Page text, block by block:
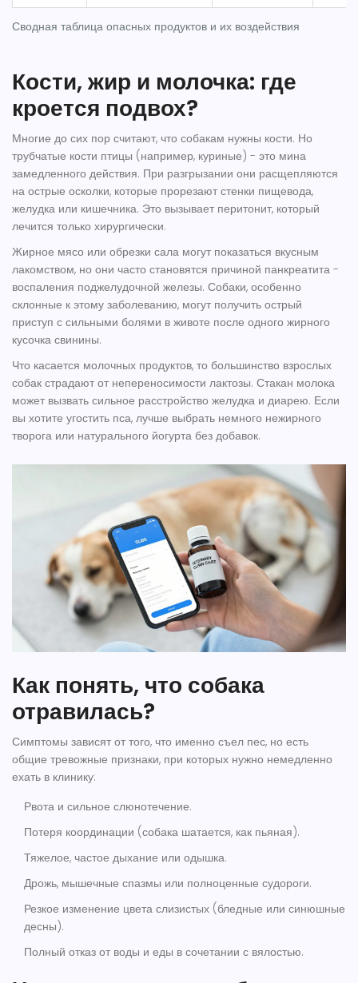
Сводная таблица опасных продуктов и их воздействия
Кости, жир и молочка: где
кроется подвох?
Многие до сих пор считают, что собакам нужны кости. Но
трубчатые кости птицы (например, куриные) - это мина
замедленного действия. При разгрызании они расщепляются
на острые осколки, которые прорезают стенки пищевода,
желудка или кишечника. Это вызывает перитонит, который
лечится только хирургически.
Жирное мясо или обрезки сала могут показаться вкусным
лакомством, но они часто становятся причиной панкреатита -
воспаления поджелудочной железы. Собаки, особенно
склонные к этому заболеванию, могут получить острый
приступ с сильными болями в животе после одного жирного
кусочка свинины.
Что касается молочных продуктов, то большинство взрослых
собак страдают от непереносимости лактозы. Стакан молока
может вызвать сильное расстройство желудка и диарею. Если
вы хотите угостить пса, лучше выбрать немного нежирного
творога или натурального йогурта без добавок.
Как понять, что собака
отравилась?
Симптомы зависят от того, что именно съел пес, но есть
общие тревожные признаки, при которых нужно немедленно
ехать в клинику:
Рвота и сильное слюнотечение.
Потеря координации (собака шатается, как пьяная).
Тяжелое, частое дыхание или одышка.
Дрожь, мышечные спазмы или полноценные судороги.
Резкое изменение цвета слизистых (бледные или синюшные
десны).
Полный отказ от воды и еды в сочетании с вялостью.